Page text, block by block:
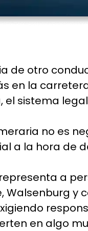
de otro
en la
el sistema
no es
a la hora de
a
Walsenburg
en algo